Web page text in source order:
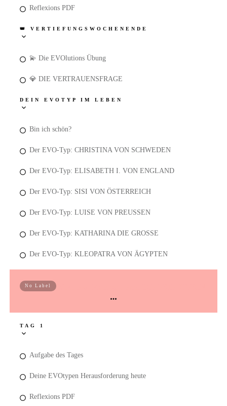
Reflexions PDF
👑 VERTIEFUNGSWOCHENENDE
💫 Die EVOlutions Übung
💎 DIE VERTRAUENSFRAGE
DEIN EVOTYP IM LEBEN
Bin ich schön?
Der EVO-Typ: CHRISTINA VON SCHWEDEN
Der EVO-Typ: ELISABETH I. VON ENGLAND
Der EVO-Typ: SISI VON ÖSTERREICH
Der EVO-Typ: LUISE VON PREUSSEN
Der EVO-Typ: KATHARINA DIE GROSSE
Der EVO-Typ: KLEOPATRA VON ÄGYPTEN
No Label
TAG 1
Aufgabe des Tages
Deine EVOtypen Herausforderung heute
Reflexions PDF